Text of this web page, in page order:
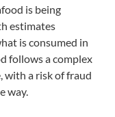
is being
estimates
is consumed in
follows a complex
with a risk of fraud
way.